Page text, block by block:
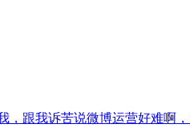
跟我诉苦说微博运营好难啊